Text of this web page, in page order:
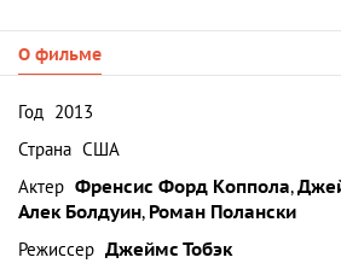
О фильме
Год 2013
Страна США
Актер Френсис Форд Коппола,
Алек Болдуин, Роман Полански
Режиссер Джеймс Тобэк